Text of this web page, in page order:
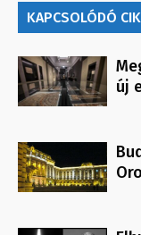
KAPCSOLÓDÓ
új